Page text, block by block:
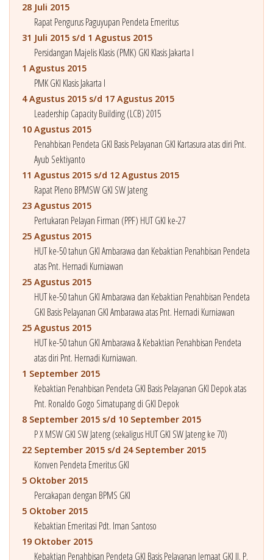
28 Juli 2015
Rapat Pengurus Paguyupan Pendeta Emeritus
31 Juli 2015 s/d 1 Agustus 2015
Persidangan Majelis Klasis (PMK) GKI Klasis Jakarta I
1 Agustus 2015
PMK GKI Klasis Jakarta I
4 Agustus 2015 s/d 17 Agustus 2015
Leadership Capacity Building (LCB) 2015
10 Agustus 2015
Penahbisan Pendeta GKI Basis Pelayanan GKI Kartasura atas diri Pnt.
Ayub Sektiyanto
11 Agustus 2015 s/d 12 Agustus 2015
Rapat Pleno BPMSW GKI SW Jateng
23 Agustus 2015
Pertukaran Pelayan Firman (PPF) HUT GKI ke-27
25 Agustus 2015
HUT ke-50 tahun GKI Ambarawa dan Kebaktian Penahbisan Pendeta
atas Pnt. Hernadi Kurniawan
25 Agustus 2015
HUT ke-50 tahun GKI Ambarawa dan Kebaktian Penahbisan Pendeta
GKI Basis Pelayanan GKI Ambarawa atas Pnt. Hernadi Kurniawan
25 Agustus 2015
HUT ke-50 tahun GKI Ambarawa & Kebaktian Penahbisan Pendeta
atas diri Pnt. Hernadi Kurniawan.
1 September 2015
Kebaktian Penahbisan Pendeta GKI Basis Pelayanan GKI Depok atas
Pnt. Ronaldo Gogo Simatupang di GKI Depok
8 September 2015 s/d 10 September 2015
P X MSW GKI SW Jateng (sekaligus HUT GKI SW Jateng ke 70)
22 September 2015 s/d 24 September 2015
Konven Pendeta Emeritus GKI
5 Oktober 2015
Percakapan dengan BPMS GKI
5 Oktober 2015
Kebaktian Emeritasi Pdt. Iman Santoso
19 Oktober 2015
Kebaktian Penahbisan Pendeta GKI Basis Pelayanan Jemaat GKI Jl. P.